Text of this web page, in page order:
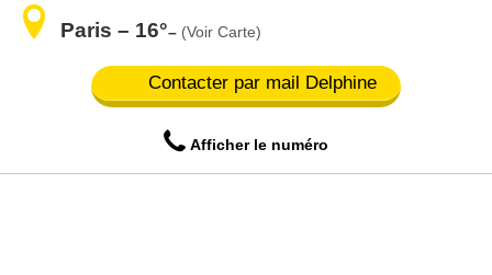
Paris – 16°– (Voir Carte)
Contacter par mail Delphine
Afficher le numéro